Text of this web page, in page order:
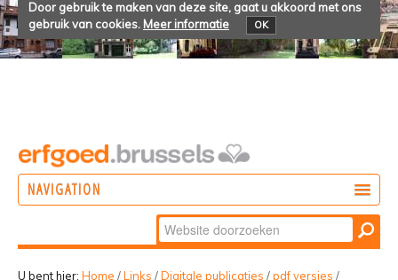
Door gebruik te maken van deze site, gaat u akkoord met ons
gebruik van cookies. Meer informatie OK
NAVIGATION
Zoek
Geavanceerd
zoeken...
U bent hier: Home /Links /Digitale publicaties /pdf versies /